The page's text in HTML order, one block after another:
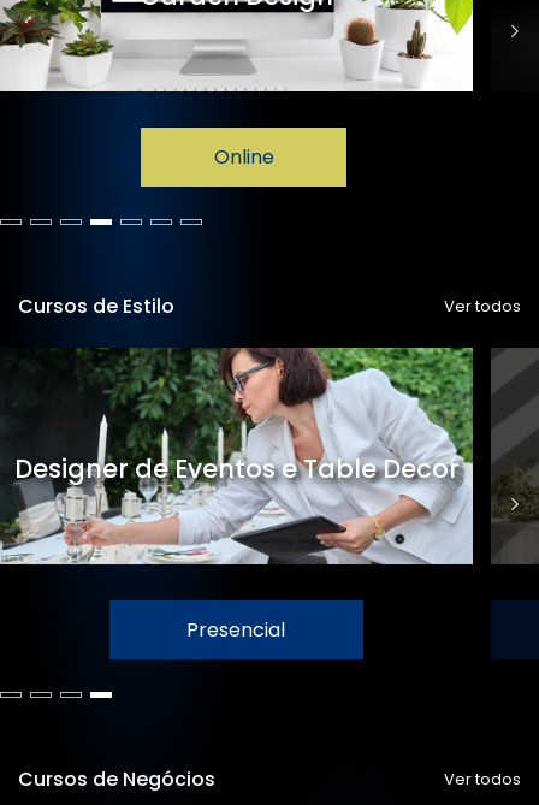
Online
Cursos de Estilo Ver todos
Designer de Eventos e Table Decor
Presencial
Cursos de Negócios Ver todos